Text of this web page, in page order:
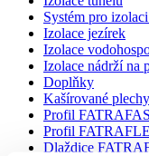
Systém pro
Izolace jezírek
Izolace
Izolace nádrží na
Doplňky
Kašírované
Profil
Profil
Dlaždice